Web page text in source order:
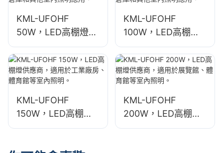
KML-UFOHF
50W，LED高棚燈供
應商，適用於工業廠
房、倉庫和其他室內
照明應用。
KML-UFOHF
100W，LED高棚燈
供應商，適用於工業
廠房、倉庫和其他室
內照明應用。
KML-UFOHF
150W，LED高棚燈
供應商，適用於工業
KML-UFOHF
200W，LED高棚燈
供應商，適用於展覽